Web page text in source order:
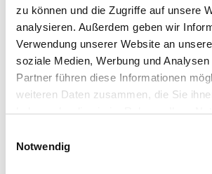
zu können und die Zugriffe auf unsere
analysieren. Außerdem geben wir
Verwendung unserer Website an
soziale Medien, Werbung und
Partner führen diese Informationen
weiteren Daten zusammen, die Sie
haben oder die sie im Rahmen Ihrer
Notwendig
Reisedauer auswählen
Anzahl Reisende auswählen
Anreisetag im
Sie bekommen Verfügbarkeit und
Bitte beachten Sie, dass sich bei
Reisezeitraumes auch Änderungen bei
können.